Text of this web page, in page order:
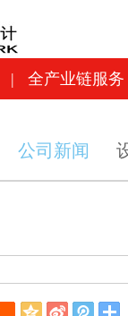
我们
| 全产业链服务
公司新闻
QQ
新
腾